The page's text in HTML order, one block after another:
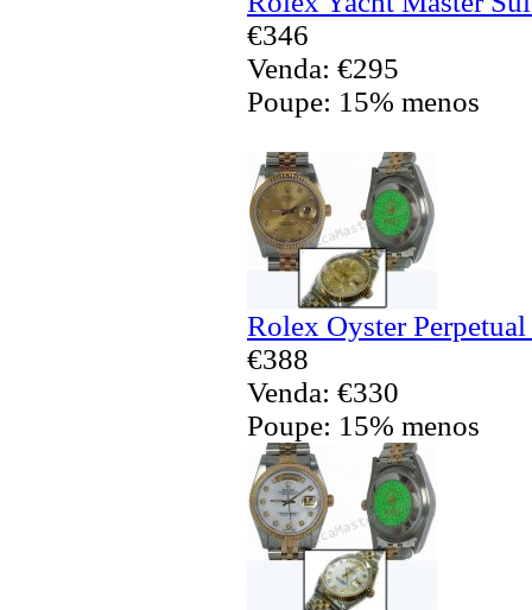
€346
Venda: €295
Poupe: 15% menos
Rolex Oyster
€388
Venda: €330
Poupe: 15% menos